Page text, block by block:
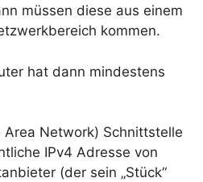
müssen diese aus einem
kommen.
hat dann mindestens
Area Network) Schnittstelle
IPv4 Adresse von
(der sein „Stück“